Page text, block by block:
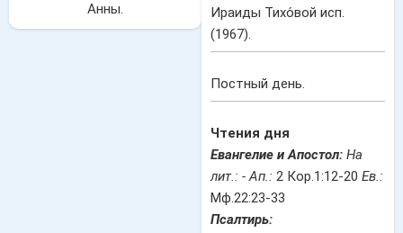
Анны.
Ираиды Тихо́вой исп.
(1967).
Постный день.
Чтения дня
Евангелие и Апостол: На
лит.: - Ап.: 2 Кор.1:12-20 Ев.:
Мф.22:23-33
Псалтирь: